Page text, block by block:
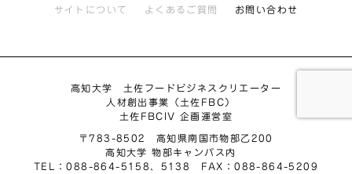
サイトについて よくあるご質問 お問い合わせ
高知大学 土佐フードビジネスクリエーター
人材創出事業（土佐FBC）
土佐FBCIV 企画運営室
〒783-8502 高知県南国市物部乙200
高知大学 物部キャンパス内
TEL：088-864-5158、5138 FAX：088-864-5209